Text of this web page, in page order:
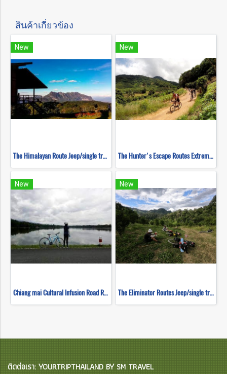
สินค้าเกี่ยวข้อง
New
The Himalayan Route Jeep/single track ( Mountain Biking )
New
The Hunter's Escape Routes Extreme DH Single Track ( Mountain Biking )
New
Chiang mai Cultural Infusion Road Ride ( Mountain Biking )
New
The Eliminator Routes Jeep/single track ( Mountain Biking )
ติดต่อเรา: YOURTRIPTHAILAND BY SM TRAVEL